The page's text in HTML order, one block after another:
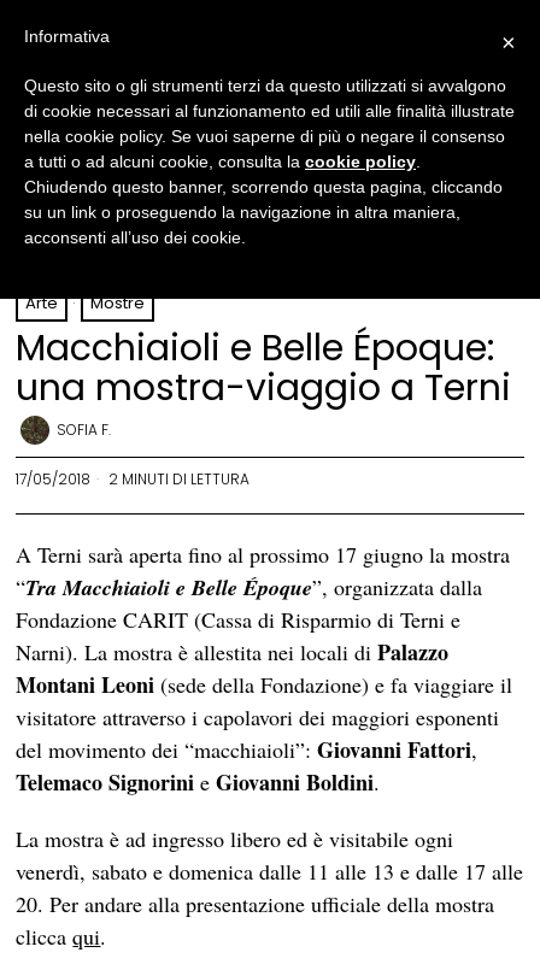
Arte · Mostre
Macchiaioli e Belle Époque:
una mostra-viaggio a Terni
SOFIA F.
17/05/2018 2 MINUTI DI LETTURA
A Terni sarà aperta fino al prossimo 17 giugno la mostra
“Tra Macchiaioli e Belle Époque”, organizzata dalla
Fondazione CARIT (Cassa di Risparmio di Terni e
Narni). La mostra è allestita nei locali diPalazzo
Montani Leoni(sede della Fondazione) e fa viaggiare il
visitatore attraverso i capolavori dei maggiori esponenti
del movimento dei “macchiaioli”:Giovanni Fattori,
Telemaco Signorini eGiovanni Boldini.
La mostra è ad ingresso libero ed è visitabile ogni
venerdì, sabato e domenica dalle 11 alle 13 e dalle 17 alle
20. Per andare alla presentazione ufficiale della mostra
cliccaqui.
×
Informativa
Questo sito o gli strumenti terzi da questo utilizzati si avvalgono
di cookie necessari al funzionamento ed utili alle finalità illustrate
nella cookie policy. Se vuoi saperne di più o negare il consenso
a tutti o ad alcuni cookie, consulta la cookie policy
Chiudendo questo banner, scorrendo questa pagina, cliccando
su un link o proseguendo la navigazione in altra maniera,
acconsenti all’uso dei cookie.